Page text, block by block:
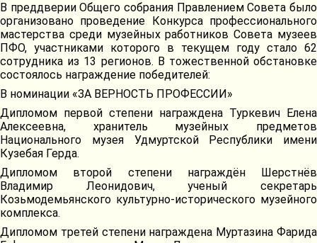
В преддверии Общего собрания Правлением Совета было
организовано проведение Конкурса профессионального
мастерства среди музейных работников Совета музеев
ПФО, участниками которого в текущем году стало 62
сотрудника из 13 регионов. В тожественной обстановке
состоялось награждение победителей:
В номинации «ЗА ВЕРНОСТЬ ПРОФЕССИИ»
Дипломом первой степени награждена Туркевич Елена
Алексеевна, хранитель музейных предметов
Национального музея Удмуртской Республики имени
Кузебая Герда.
Дипломом второй степени награждён Шерстнёв
Владимир Леонидович, ученый секретарь
Козьмодемьянского культурно-исторического музейного
комплекса.
Дипломом третей степени награждена Муртазина Фарида